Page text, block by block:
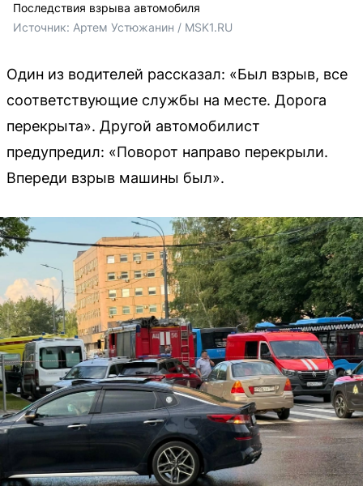
Последствия взрыва автомобиля
Источник: Артем Устюжанин / MSK1.RU
Один из водителей рассказал: «Был взрыв, все
соответствующие службы на месте. Дорога
перекрыта». Другой автомобилист
предупредил: «Поворот направо перекрыли.
Впереди взрыв машины был».